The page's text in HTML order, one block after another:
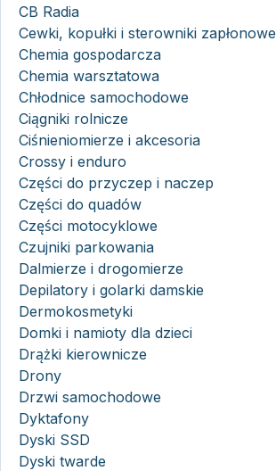
CB Radia
Cewki, kopułki i sterowniki zapłonowe
Chemia gospodarcza
Chemia warsztatowa
Chłodnice samochodowe
Ciągniki rolnicze
Ciśnieniomierze i akcesoria
Crossy i enduro
Części do przyczep i naczep
Części do quadów
Części motocyklowe
Czujniki parkowania
Dalmierze i drogomierze
Depilatory i golarki damskie
Dermokosmetyki
Domki i namioty dla dzieci
Drążki kierownicze
Drony
Drzwi samochodowe
Dyktafony
Dyski SSD
Dyski twarde